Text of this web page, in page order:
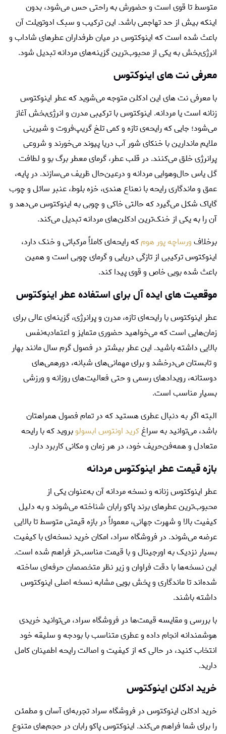
متوسط تا قوی است و حضورش به راحتی حس می‌شود، بدون
اینکه بیش از حد تهاجمی باشد. این ترکیب و سبک ادوتویلت آن
باعث شده است که اینوکتوس در میان طرفداران عطرهای شاداب و
انرژی‌بخش به یکی از محبوب‌ترین گزینه‌های مردانه تبدیل شود.
معرفی نت های اینوکتوس
با معرفی نت های این ادکلن متوجه می‌شوید که عطر اینوکتوس
زنانه است یا مردانه. اینوکتوس با ترکیبی مدرن و انرژی‌بخش آغاز
می‌شود؛ جایی که رایحه‌ی تازه و کمی تلخ گریپ‌فروت و شیرینی
ملایم ماندارین با خنکای شور آب دریا پیوند می‌خورند و شروعی
پرانرژی خلق می‌کنند. در قلب عطر، گرمای معطر برگ بو و لطافت
گل یاس حال‌وهوایی مردانه و درعین‌حال ظریف می‌سازند. در پایه،
عمق و ماندگاری رایحه با نعناع هندی، خزه بلوط، عنبر سائل و چوب
گایاک شکل می‌گیرد که حالتی خاکی و چوبی به اینوکتوس می‌دهد و
آن را به یکی از خنک‌ترین ادکلن‌های مردانه تبدیل می‌کند.
برخلافورساچه پور هومکه رایحه‌ای کاملاً مرکباتی و خنک دارد،
اینوکتوس ترکیبی از تازگی دریایی و گرمای چوبی است و همین
باعث شده بویی خاص و قوی پیدا کند.
موقعیت ‌های ایده ‌آل برای استفاده عطر اینوکتوس
عطر اینوکتوس با رایحه‌ای تازه، مدرن و پرانرژی، گزینه‌ای عالی برای
زمان‌هایی است که می‌خواهید حضوری متمایز و اعتمادبه‌نفس
بالایی داشته باشید. این عطر بیشتر در فصول گرم سال مانند بهار
و تابستان می‌درخشد و برای مهمانی‌های شبانه، دورهمی‌های
دوستانه، رویدادهای رسمی و حتی فعالیت‌های روزانه و ورزشی
بسیار مناسب است.
البته اگر به دنبال عطری هستید که در تمام فصول همراهتان
باشد، می‌توانید به سراغکرید اونتوس ابسولوبروید که با رایحه
متعادل و همه‌فن‌حریف خود، در هر زمان و مکانی کاربرد دارد.
بازه قیمت عطر اینوکتوس مردانه
عطر اینوکتوس زنانه و نسخه مردانه آن به‌عنوان یکی از
محبوب‌ترین عطرهای برند پاکو رابان شناخته می‌شوند و به دلیل
کیفیت بالا و شهرت جهانی، معمولاً در بازه قیمتی متوسط تا بالایی
عرضه می‌شوند. در فروشگاه سراد، امکان خرید نسخه‌ای با کیفیت
بسیار نزدیک به اورجینال و با قیمت مناسب‌تر فراهم شده است.
این نسخه‌ها با دقت فراوان و زیر نظر متخصصان حرفه‌ای ساخته
شده‌اند تا ماندگاری و پخش بویی مشابه نسخه اصلی اینوکتوس
داشته باشند.
با بررسی و مقایسه قیمت‌ها در فروشگاه سراد، می‌توانید خریدی
هوشمندانه انجام داده و عطری متناسب با بودجه و سلیقه خود
انتخاب کنید، در حالی که از کیفیت و اصالت رایحه اطمینان کامل
دارید.
خرید ادکلن اینوکتوس
خرید ادکلن اینوکتوس در فروشگاه سراد تجربه‌ای آسان و مطمئن
را برای شما فراهم می‌کند. اینوکتوس پاکو رابان در حجم‌های متنوع